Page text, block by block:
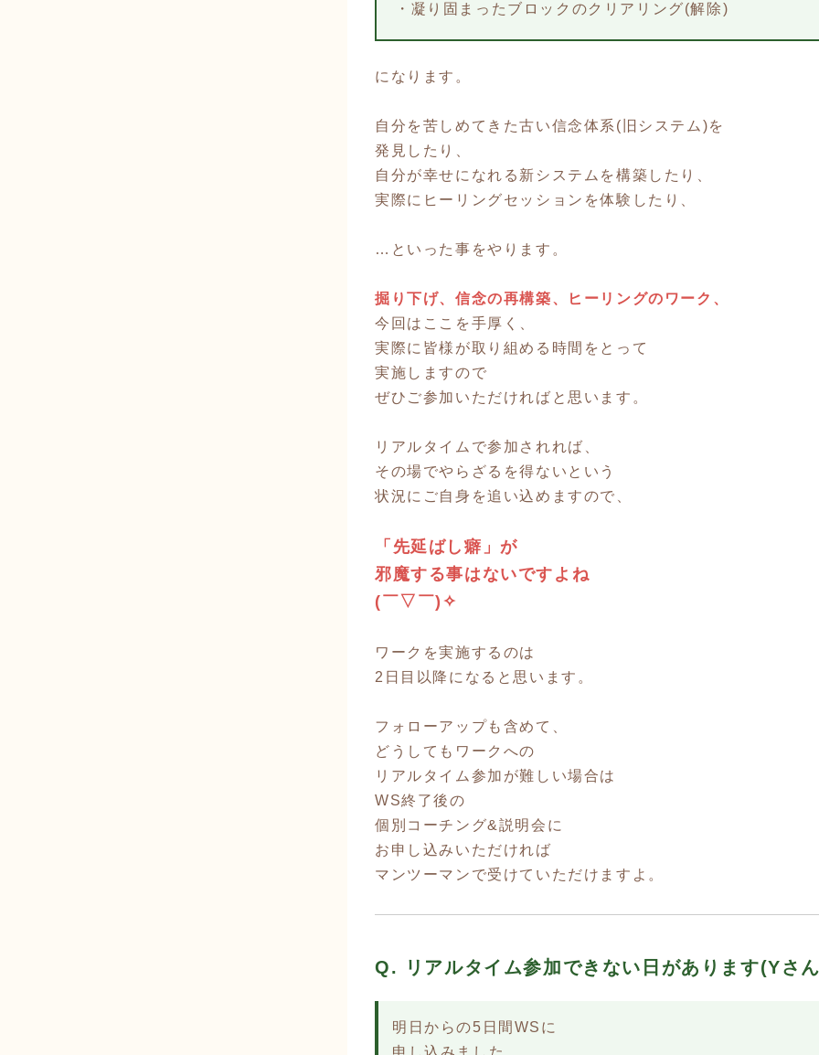
・凝り固まったブロックのクリアリング(解除)
になります。
自分を苦しめてきた古い信念体系(旧システム)を
発見したり、
自分が幸せになれる新システムを構築したり、
実際にヒーリングセッションを体験したり、
…といった事をやります。
掘り下げ、信念の再構築、ヒーリングのワーク、
今回はここを手厚く、
実際に皆様が取り組める時間をとって
実施しますので
ぜひご参加いただければと思います。
リアルタイムで参加されれば、
その場でやらざるを得ないという
状況にご自身を追い込めますので、
「先延ばし癖」が
邪魔する事はないですよね
(￣▽￣)✧
ワークを実施するのは
2日目以降になると思います。
フォローアップも含めて、
どうしてもワークへの
リアルタイム参加が難しい場合は
WS終了後の
個別コーチング&説明会に
お申し込みいただければ
マンツーマンで受けていただけますよ。
Q. リアルタイム参加できない日があります(Yさ
明日からの5日間WSに
申し込みました。